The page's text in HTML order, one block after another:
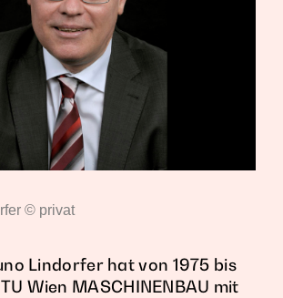
© privat
Lindorfer hat von 1975 bis
Wien MASCHINENBAU mit